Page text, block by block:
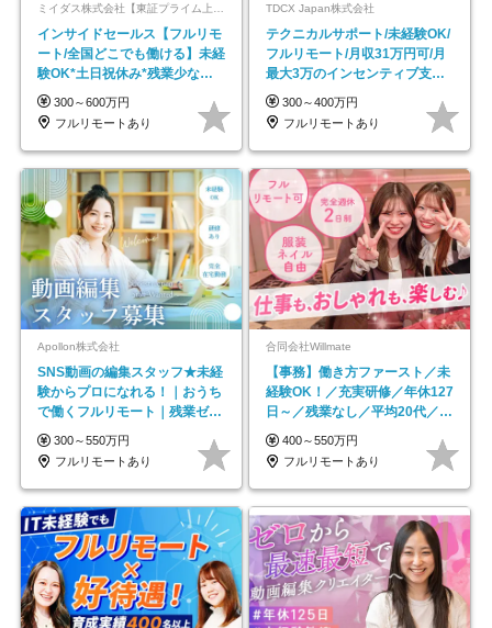
インサイドセールス【フルリモ
ート/全国どこでも働ける】未経
験OK*土日祝休み*残業少なめ*
在宅勤務手当あり
300～600万円
フルリモートあり
TDCX Japan株式会社
テクニカルサポート/未経験OK/
フルリモート/月収31万円可/月
最大3万のインセンティブ支給/
平均年齢33歳
300～400万円
フルリモートあり
Apollon株式会社
SNS動画の編集スタッフ★未経
験からプロになれる！｜おうち
で働くフルリモート｜残業ゼロ
で18時退勤◎
300～550万円
フルリモートあり
合同会社Willmate
【事務】働き方ファースト／未
経験OK！／充実研修／年休127
日～／残業なし／平均20代／リ
モートOK
400～550万円
フルリモートあり